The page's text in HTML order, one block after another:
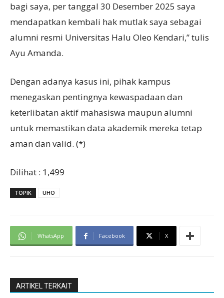
bagi saya, per tanggal 30 Desember 2025 saya
mendapatkan kembali hak mutlak saya sebagai
alumni resmi Universitas Halu Oleo Kendari,” tulis
Ayu Amanda.
Dengan adanya kasus ini, pihak kampus
menegaskan pentingnya kewaspadaan dan
keterlibatan aktif mahasiswa maupun alumni
untuk memastikan data akademik mereka tetap
aman dan valid. (*)
Dilihat : 1,499
TOPIK UHO
WhatsApp Facebook X
ARTIKEL TERKAIT